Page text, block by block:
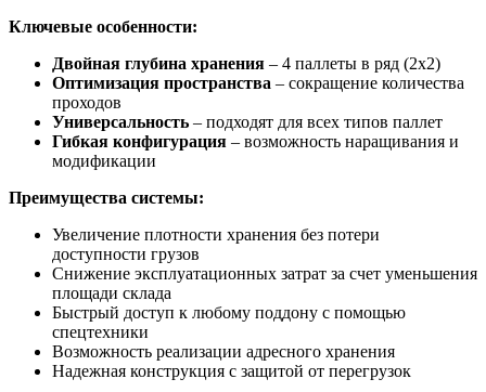
Ключевые особенности:
Двойная глубина хранения – 4 паллеты в ряд (2х2)
Оптимизация пространства – сокращение количества
проходов
Универсальность – подходят для всех типов паллет
Гибкая конфигурация – возможность наращивания и
модификации
Преимущества системы:
Увеличение плотности хранения без потери
доступности грузов
Снижение эксплуатационных затрат за счет уменьшения
площади склада
Быстрый доступ к любому поддону с помощью
спецтехники
Возможность реализации адресного хранения
Надежная конструкция с защитой от перегрузок